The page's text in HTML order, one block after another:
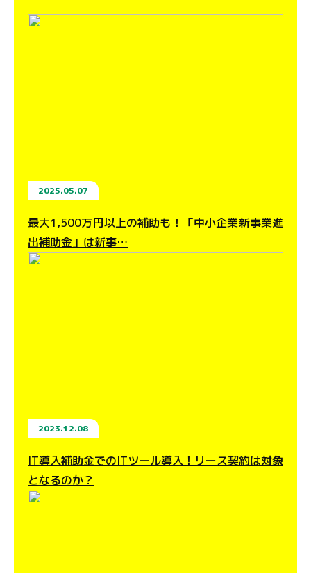
2025.05.07
最大1,500万円以上の補助も！「中小企業新事業進
出補助金」は新事…
2023.12.08
IT導入補助金でのITツール導入！リース契約は対象
となるのか？